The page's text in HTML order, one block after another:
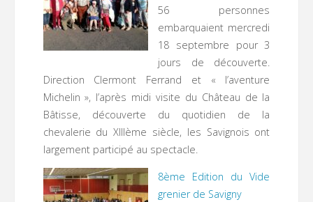
56 personnes
embarquaient mercredi
18 septembre pour 3
jours de découverte.
Direction Clermont Ferrand et « l’aventure
Michelin », l’après midi visite du Château de la
Bâtisse, découverte du quotidien de la
chevalerie du XIIIème siècle, les Savignois ont
largement participé au spectacle.
8ème Edition du Vide
grenier de Savigny